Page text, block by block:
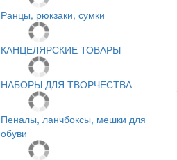
Ранцы, рюкзаки, сумки
КАНЦЕЛЯРСКИЕ ТОВАРЫ
НАБОРЫ ДЛЯ ТВОРЧЕСТВА
Пеналы, ланчбоксы, мешки для
обуви